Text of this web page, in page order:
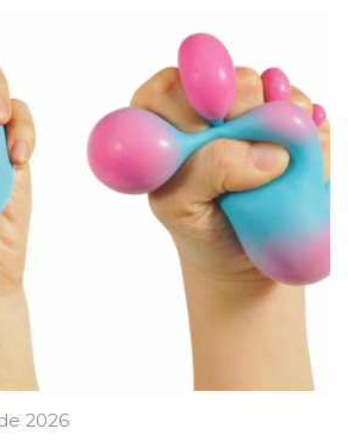
2026